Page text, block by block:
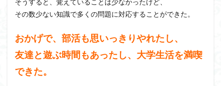
そうすると、覚えていることは少なかったけど、
その数少ない知識で多くの問題に対応することができた。
おかげで、部活も思いっきりやれたし、
友達と遊ぶ時間もあったし、大学生活を満喫
できた。